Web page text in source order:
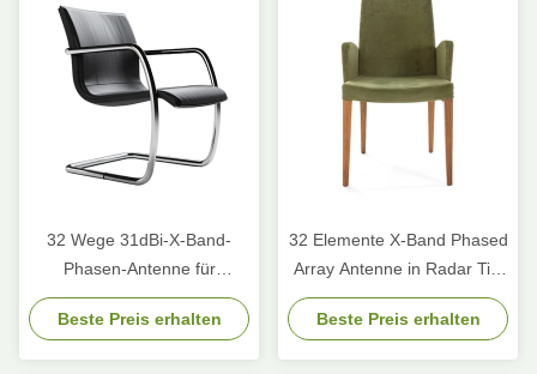
32 Wege 31dBi-X-Band-
Phasen-Antenne für
Luftraumüberwachung
Beste Preis erhalten
32 Elemente X-Band Phased
Array Antenne in Radar Tile
Space Based Beamforming
Beste Preis erhalten